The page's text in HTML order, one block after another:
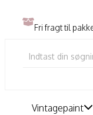
Fri fragt til
Vintagepaint